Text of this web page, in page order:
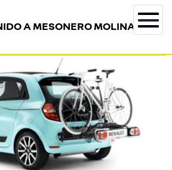
A MESONERO MOLINA